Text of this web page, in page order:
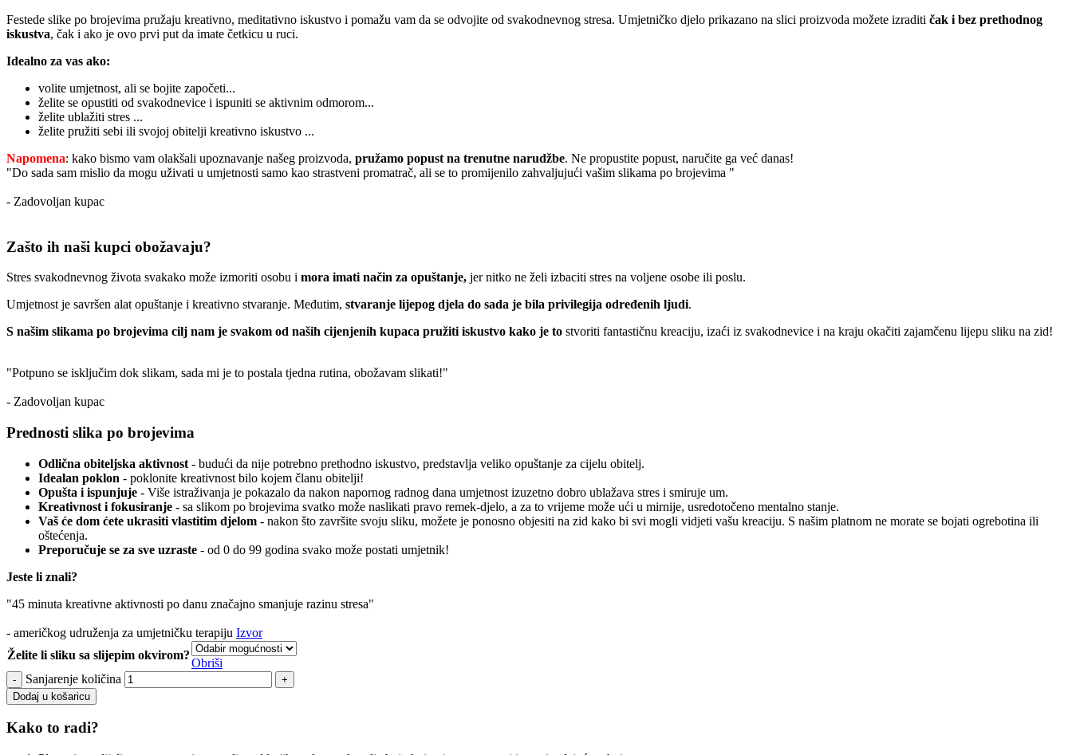
Festede slike po brojevima pružaju kreativno, meditativno iskustvo i pomažu vam da se odvojite od svakodnevnog stresa. Umjetničko djelo prikazano na slici proizvoda možete izraditi čak i bez prethodnog
iskustva, čak i ako je ovo prvi put da imate četkicu u ruci.
Idealno za vas ako:
volite umjetnost, ali se bojite započeti...
želite se opustiti od svakodnevice i ispuniti se aktivnim odmorom...
želite ublažiti stres ...
želite pružiti sebi ili svojoj obitelji kreativno iskustvo ...
Napomena: kako bismo vam olakšali upoznavanje našeg proizvoda, pružamo popust na trenutne narudžbe. Ne propustite popust, naručite ga već danas!
"Do sada sam mislio da mogu uživati u umjetnosti samo kao strastveni promatrač, ali se to promijenilo zahvaljujući vašim slikama po brojevima "
- Zadovoljan kupac
Zašto ih naši kupci obožavaju?
Stres svakodnevnog života svakako može izmoriti osobu i mora imati način za opuštanje, jer nitko ne želi izbaciti stres na voljene osobe ili poslu.
Umjetnost je savršen alat opuštanje i kreativno stvaranje. Međutim, stvaranje lijepog djela do sada je bila privilegija određenih ljudi.
S našim slikama po brojevima cilj nam je svakom od naših cijenjenih kupaca pružiti iskustvo kako je to stvoriti fantastičnu kreaciju, izaći iz svakodnevice i na kraju okačiti zajamčenu lijepu sliku na zid!
"Potpuno se isključim dok slikam, sada mi je to postala tjedna rutina, obožavam slikati!"
- Zadovoljan kupac
Prednosti slika po brojevima
Odlična obiteljska aktivnost - budući da nije potrebno prethodno iskustvo, predstavlja veliko opuštanje za cijelu obitelj.
Idealan poklon - poklonite kreativnost bilo kojem članu obitelji!
Opušta i ispunjuje - Više istraživanja je pokazalo da nakon napornog radnog dana umjetnost izuzetno dobro ublažava stres i smiruje um.
Kreativnost i fokusiranje - sa slikom po brojevima svatko može naslikati pravo remek-djelo, a za to vrijeme može ući u mirnije, usredotočeno mentalno stanje.
Vaš će dom ćete ukrasiti vlastitim djelom - nakon što završite svoju sliku, možete je ponosno objesiti na zid kako bi svi mogli vidjeti vašu kreaciju. S našim platnom ne morate se bojati ogrebotina ili
oštećenja.
Preporučuje se za sve uzraste - od 0 do 99 godina svako može postati umjetnik!
Jeste li znali?
"45 minuta kreativne aktivnosti po danu značajno smanjuje razinu stresa"
- američkog udruženja za umjetničku terapiju Izvor
Želite li sliku sa slijepim okvirom?
Obriši
Sanjarenje količina
Dodaj u košaricu
Kako to radi?